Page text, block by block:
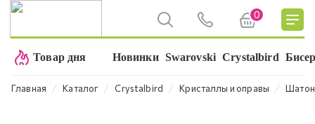
0
Товар дня Новинки Swarovski Crystalbird
Главная ⁄ Каталог ⁄ Crystalbird ⁄ Кристаллы и оправы ⁄